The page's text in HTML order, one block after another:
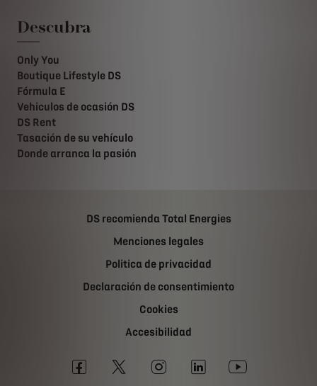
Descubra
Only You
Boutique Lifestyle DS
Fórmula E
Vehiculos de ocasión DS
DS Rent
Tasación de su vehículo
Donde arranca la pasión
DS recomienda Total Energies
Menciones legales
Politica de privacidad
Declaración de consentimiento
Cookies
Accesibilidad